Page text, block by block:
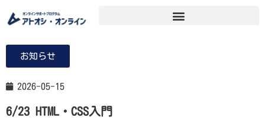
お知らせ
2026-05-15
6/23 HTML・CSS入門